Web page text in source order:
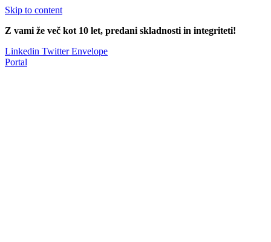
Skip to content
Z vami že več kot 10 let, predani skladnosti in integriteti!
Linkedin Twitter Envelope
Portal